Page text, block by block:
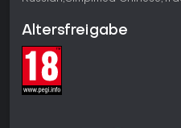
und Global Illumination, die
Spielmodi
Der Singleplayer-Story Mode
Geschichten der drei
skripteten Missionen, darunter
Fortschritts-Transfer aus der
Altersfreigabe